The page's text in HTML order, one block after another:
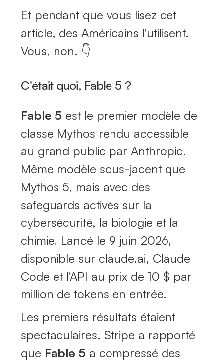
Et pendant que vous lisez cet
article, des Américains l'utilisent.
Vous, non. 👇
C'était quoi, Fable 5 ?
Fable 5 est le premier modèle de
classe Mythos rendu accessible
au grand public par Anthropic.
Même modèle sous-jacent que
Mythos 5, mais avec des
safeguards activés sur la
cybersécurité, la biologie et la
chimie. Lancé le 9 juin 2026,
disponible sur claude.ai, Claude
Code et l'API au prix de 10 $ par
million de tokens en entrée.
Les premiers résultats étaient
spectaculaires. Stripe a rapporté
que Fable 5 a compressé des